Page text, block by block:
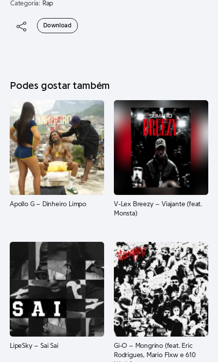
Categoria: Rap
Download
Podes gostar também
Apollo G – Dinheiro Limpo
V-Lex Breezy – Viajante (feat.
Monsta)
LipeSky – Sai Sai
Gi-O – Mongrino (feat. Eric
Rodrigues, Mario Flxw e 610